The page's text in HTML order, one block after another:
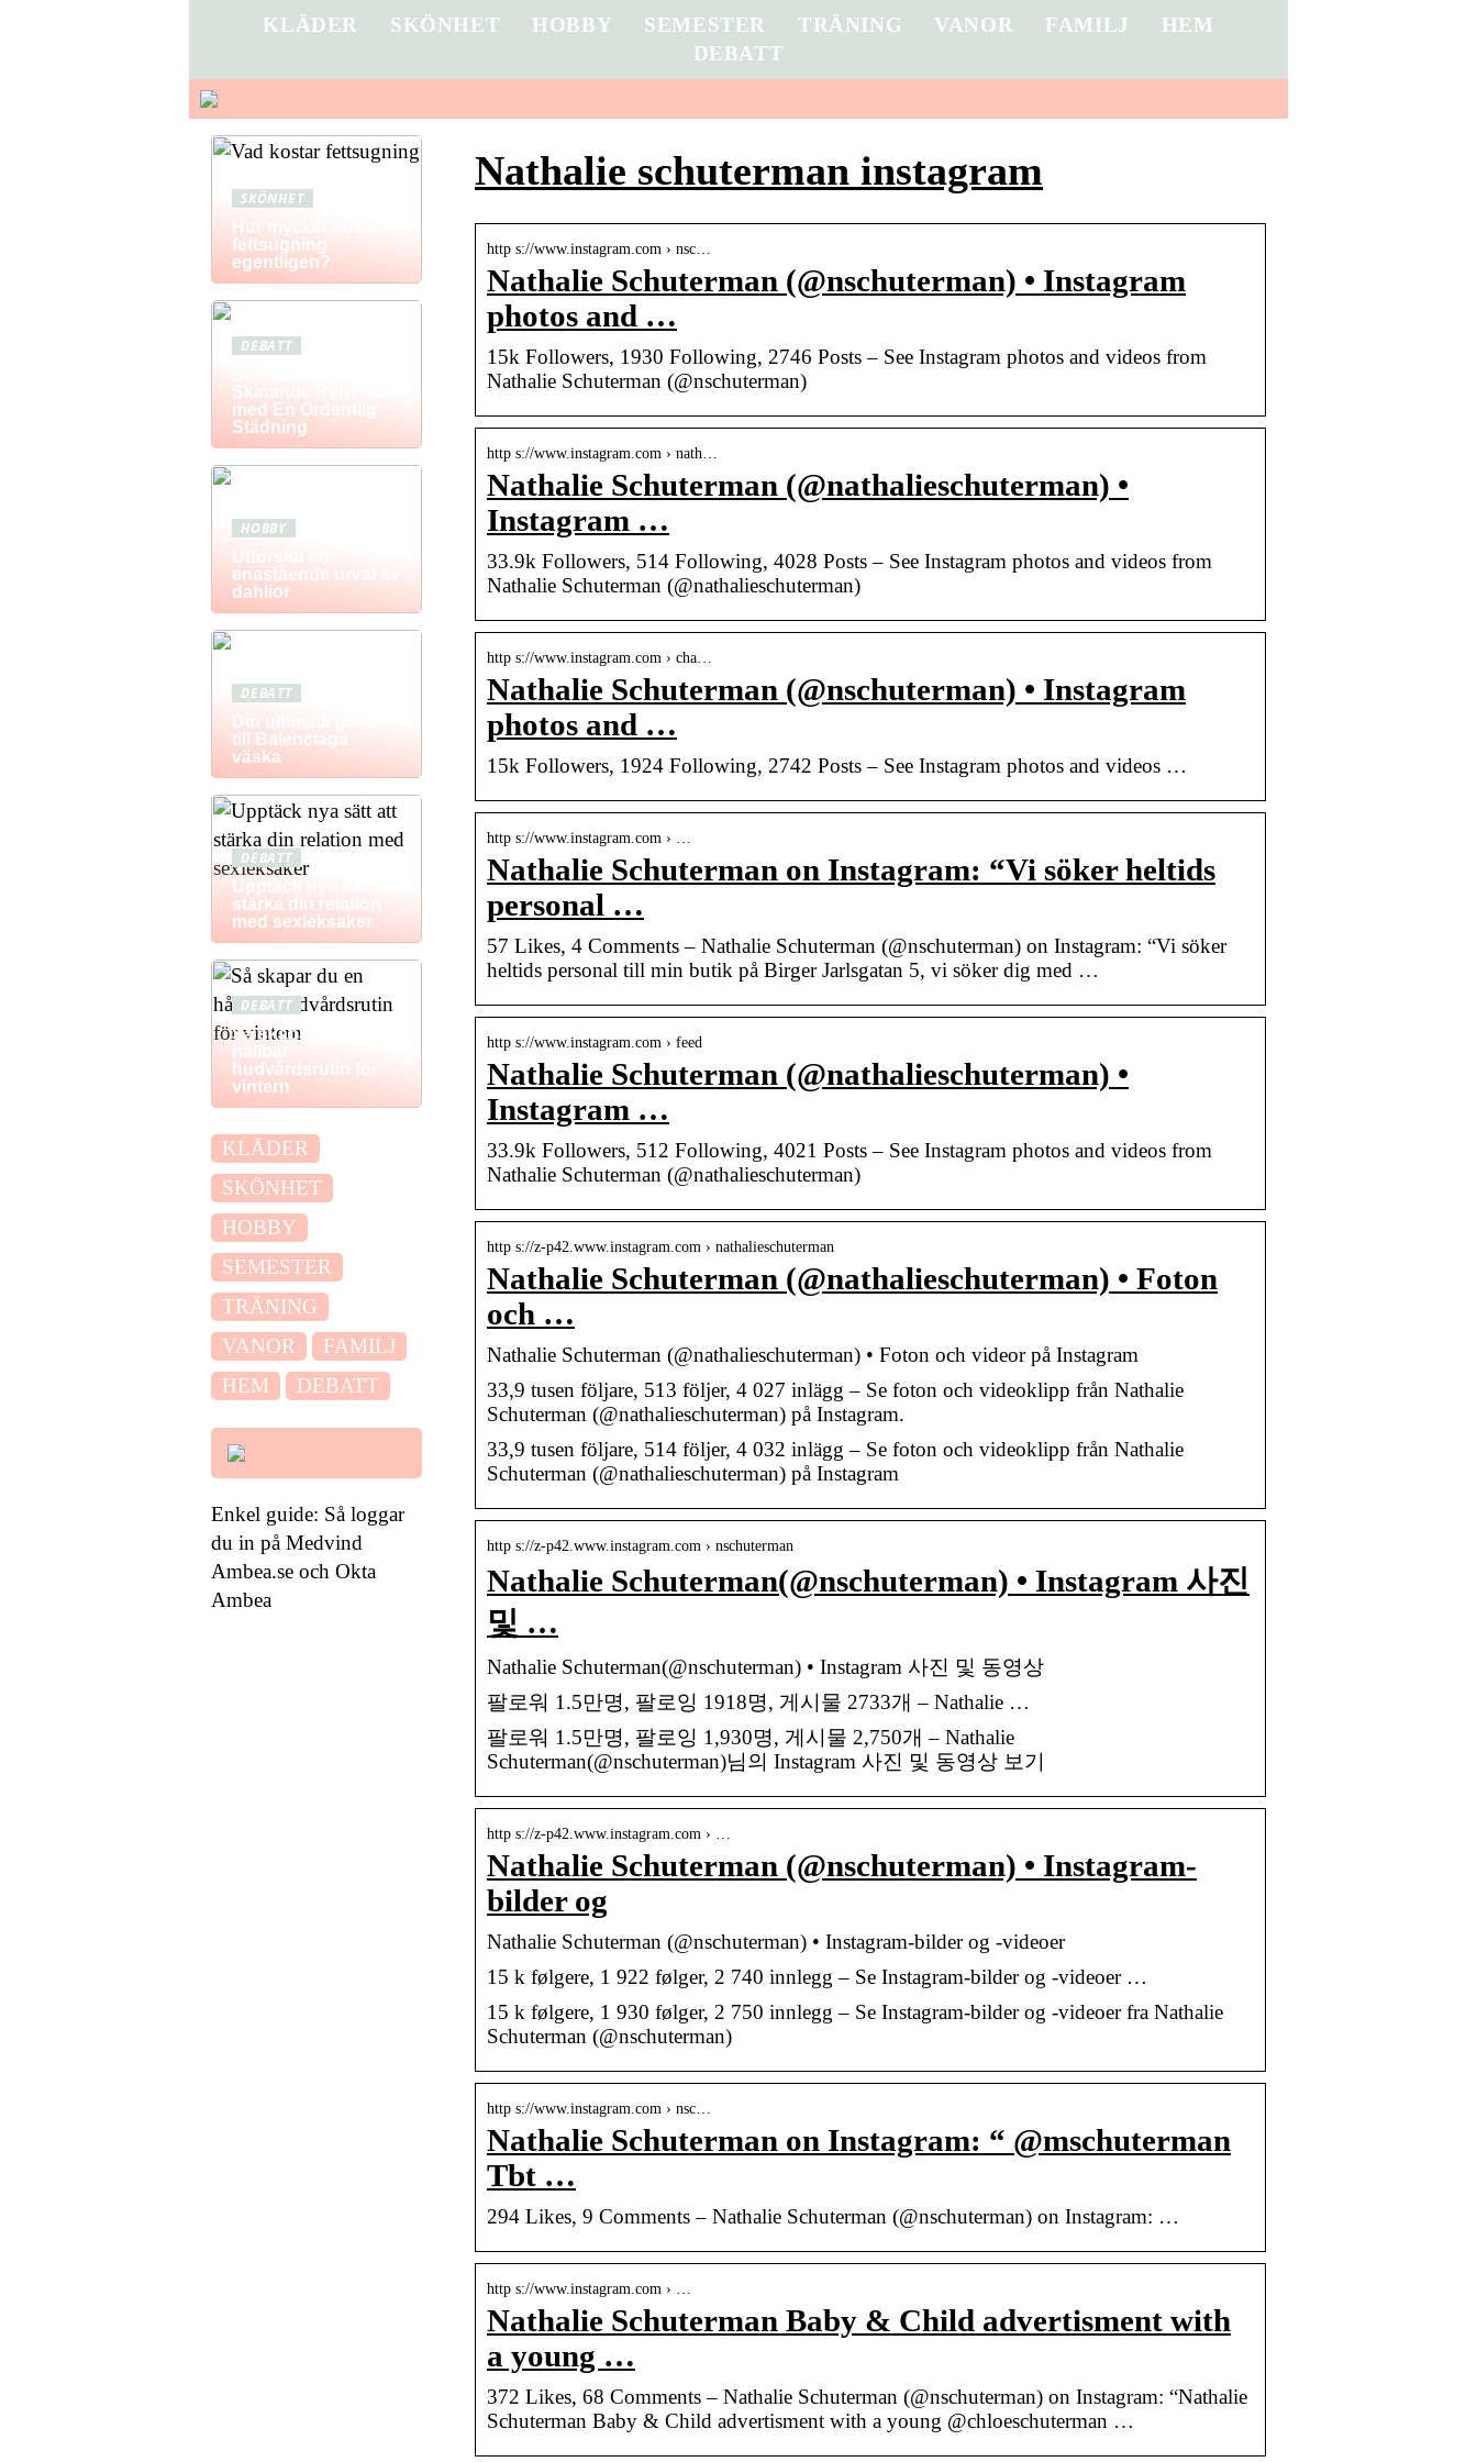
KLÄDER SKÖNHET HOBBY SEMESTER TRÄNING VANOR FAMILJ
HEM
DEBATT
Nathalie schuterman instagram
http s://www.instagram.com › nsc…
Nathalie Schuterman (@nschuterman) • Instagram
photos and …
15k Followers, 1930 Following, 2746 Posts – See Instagram photos and videos from
Nathalie Schuterman (@nschuterman)
http s://www.instagram.com › nath…
Nathalie Schuterman (@nathalieschuterman) •
Instagram …
33.9k Followers, 514 Following, 4028 Posts – See Instagram photos and videos from
Nathalie Schuterman (@nathalieschuterman)
http s://www.instagram.com › cha…
Nathalie Schuterman (@nschuterman) • Instagram
photos and …
15k Followers, 1924 Following, 2742 Posts – See Instagram photos and videos …
http s://www.instagram.com › …
Nathalie Schuterman on Instagram: “Vi söker heltids
personal …
57 Likes, 4 Comments – Nathalie Schuterman (@nschuterman) on Instagram: “Vi söker
heltids personal till min butik på Birger Jarlsgatan 5, vi söker dig med …
http s://www.instagram.com › feed
Nathalie Schuterman (@nathalieschuterman) •
Instagram …
33.9k Followers, 512 Following, 4021 Posts – See Instagram photos and videos from
Nathalie Schuterman (@nathalieschuterman)
http s://z-p42.www.instagram.com › nathalieschuterman
Nathalie Schuterman (@nathalieschuterman) • Foton
och …
Nathalie Schuterman (@nathalieschuterman) • Foton och videor på Instagram
33,9 tusen följare, 513 följer, 4 027 inlägg – Se foton och videoklipp från Nathalie
Schuterman (@nathalieschuterman) på Instagram.
33,9 tusen följare, 514 följer, 4 032 inlägg – Se foton och videoklipp från Nathalie
Schuterman (@nathalieschuterman) på Instagram
http s://z-p42.www.instagram.com › nschuterman
Nathalie Schuterman(@nschuterman) • Instagram 사진
및 …
Nathalie Schuterman(@nschuterman) • Instagram 사진 및 동영상
팔로워 1.5만명, 팔로잉 1918명, 게시물 2733개 – Nathalie …
팔로워 1.5만명, 팔로잉 1,930명, 게시물 2,750개 – Nathalie
Schuterman(@nschuterman)님의 Instagram 사진 및 동영상 보기
http s://z-p42.www.instagram.com › …
Nathalie Schuterman (@nschuterman) • Instagram-
bilder og
Nathalie Schuterman (@nschuterman) • Instagram-bilder og -videoer
15 k følgere, 1 922 følger, 2 740 innlegg – Se Instagram-bilder og -videoer …
15 k følgere, 1 930 følger, 2 750 innlegg – Se Instagram-bilder og -videoer fra Nathalie
Schuterman (@nschuterman)
http s://www.instagram.com › nsc…
Nathalie Schuterman on Instagram: “ @mschuterman
Tbt …
294 Likes, 9 Comments – Nathalie Schuterman (@nschuterman) on Instagram: …
http s://www.instagram.com › …
Nathalie Schuterman Baby & Child advertisment with
a young …
372 Likes, 68 Comments – Nathalie Schuterman (@nschuterman) on Instagram: “Nathalie
Schuterman Baby & Child advertisment with a young @chloeschuterman …
SKÖNHET
Hur mycket kostar
fettsugning
egentligen?
DEBATT
Skinande Rent Hem
med En Ordentlig
Städning
HOBBY
Utforska ett
enastående urval av
dahlior
DEBATT
Din ultimata guide
till Balenciaga
väska
DEBATT
Upptäck nya sätt att
stärka din relation
med sexleksaker
DEBATT
Så skapar du en
hållbar
hudvårdsrutin för
vintern
KLÄDER
SKÖNHET
HOBBY
SEMESTER
TRÄNING
VANOR
FAMILJ
HEM
DEBATT
Enkel guide: Så loggar
du in på Medvind
Ambea.se och Okta
Ambea